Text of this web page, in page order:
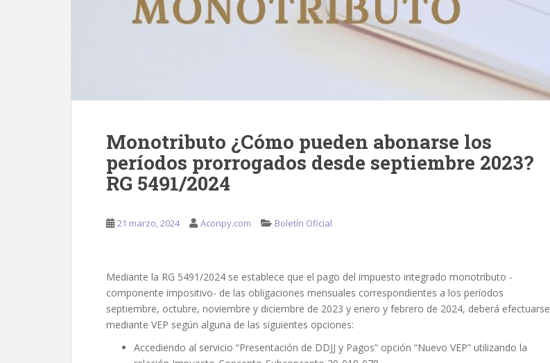
Monotributo ¿Cómo pueden abonarse los
períodos prorrogados desde septiembre 2023?
RG 5491/2024
21 marzo, 2024 Aconpy.com Boletín Oficial
Mediante la RG 5491/2024 se establece que el pago del impuesto integrado monotributo -
componente impositivo- de las obligaciones mensuales correspondientes a los períodos
septiembre, octubre, noviembre y diciembre de 2023 y enero y febrero de 2024, deberá efectuarse
mediante VEP según alguna de las siguientes opciones:
Accediendo al servicio “Presentación de DDJJ y Pagos” opción “Nuevo VEP” utilizando la